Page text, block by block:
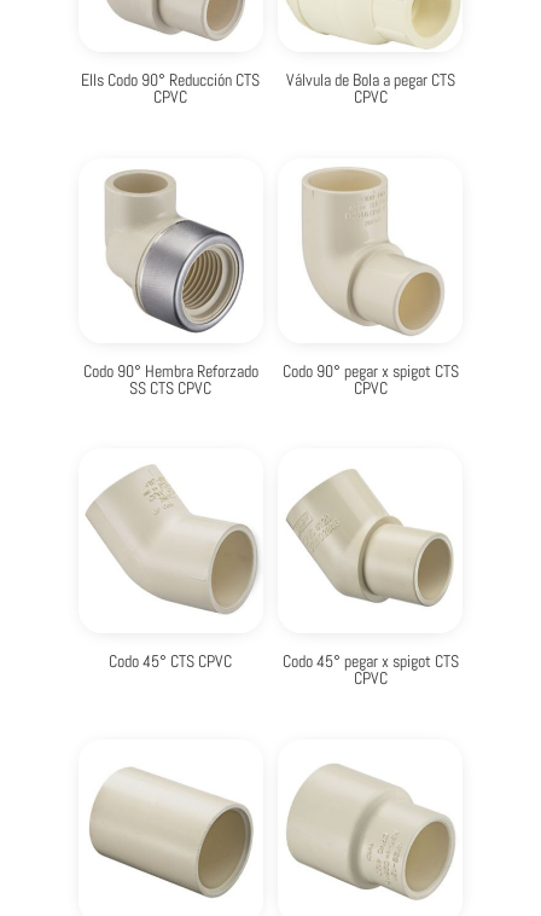
Ells Codo 90° Reducción CTS
CPVC
Válvula de Bola a pegar CTS
CPVC
Codo 90° Hembra Reforzado
SS CTS CPVC
Codo 90° pegar x spigot CTS
CPVC
Codo 45° CTS CPVC Codo 45° pegar x spigot CTS
CPVC